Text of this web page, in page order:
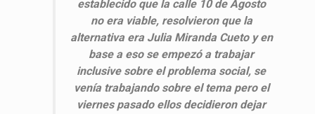
establecido que la calle 10 de Agosto
no era viable, resolvieron que la
alternativa era Julia Miranda Cueto y en
base a eso se empezó a trabajar
inclusive sobre el problema social, se
venía trabajando sobre el tema pero el
viernes pasado ellos decidieron dejar